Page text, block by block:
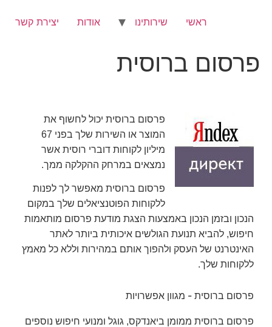
ראשי שירותינו אודות יצירת קשר
פרסום ברוסית
פרסום ברוסית יכול לחשוף את
המוצר או השירות שלך בפני 67
מיליון לקוחות דוברי רוסית אשר
נמצאים במרחק ההקלקה ממך.
פרסום ברוסית מאפשר לך לפנות
ללקוחות הפוטנציאלים שלך במקום
הנכון ובזמן הנכון באמצעות הצגת מודעת פרסום מותאמות
חיפוש, להביא תנועת הגולשים איכותית ביותר לאתר
האינטרנט של העסק ולהפוך אותם במהירות וללא כל מאמץ
ללקוחות שלך.
פרסום ברוסית - מגוון אפשרויות
פרסום ברוסית ממומן ביאנדקס, גוגל ומנועי חיפוש נוספים